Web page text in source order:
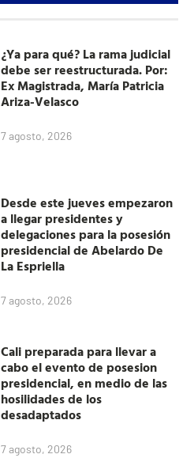
¿Ya para qué? La rama judicial
debe ser reestructurada. Por:
Ex Magistrada, María Patricia
Ariza-Velasco
7 agosto, 2026
Desde este jueves empezaron
a llegar presidentes y
delegaciones para la posesión
presidencial de Abelardo De
La Espriella
7 agosto, 2026
Cali preparada para llevar a
cabo el evento de posesion
presidencial, en medio de las
hosilidades de los
desadaptados
7 agosto, 2026